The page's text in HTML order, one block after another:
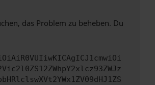
das Problem zu beheben. Du